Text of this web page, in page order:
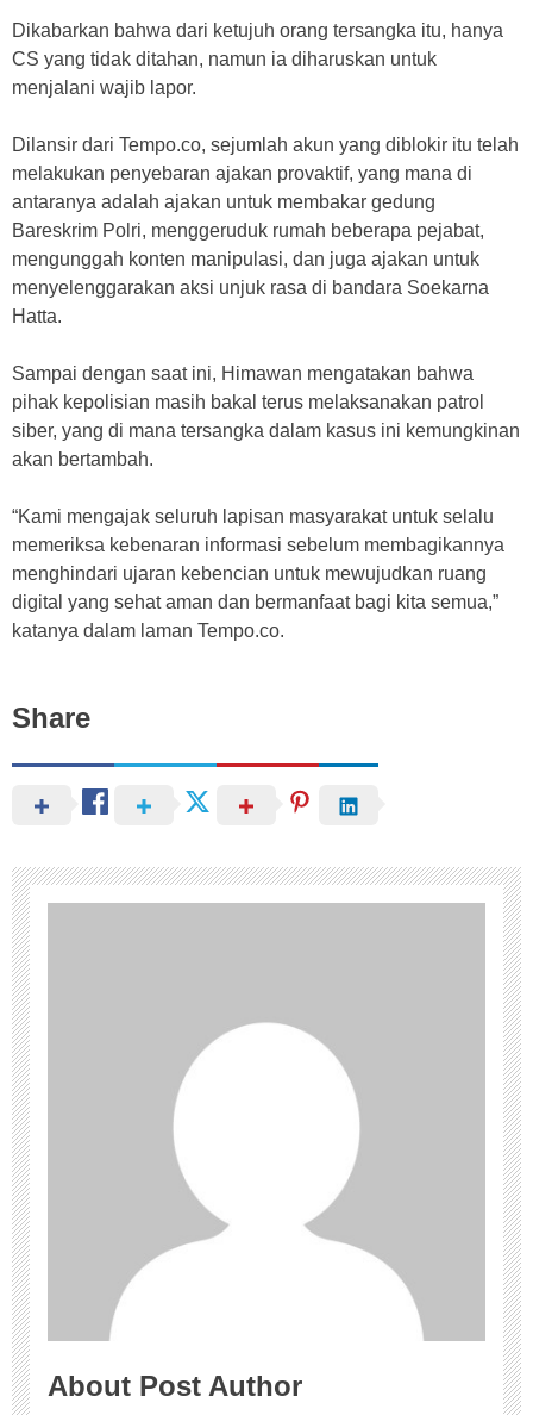
Dikabarkan bahwa dari ketujuh orang tersangka itu, hanya
CS yang tidak ditahan, namun ia diharuskan untuk
menjalani wajib lapor.
Dilansir dari Tempo.co, sejumlah akun yang diblokir itu telah
melakukan penyebaran ajakan provaktif, yang mana di
antaranya adalah ajakan untuk membakar gedung
Bareskrim Polri, menggeruduk rumah beberapa pejabat,
mengunggah konten manipulasi, dan juga ajakan untuk
menyelenggarakan aksi unjuk rasa di bandara Soekarna
Hatta.
Sampai dengan saat ini, Himawan mengatakan bahwa
pihak kepolisian masih bakal terus melaksanakan patrol
siber, yang di mana tersangka dalam kasus ini kemungkinan
akan bertambah.
“Kami mengajak seluruh lapisan masyarakat untuk selalu
memeriksa kebenaran informasi sebelum membagikannya
menghindari ujaran kebencian untuk mewujudkan ruang
digital yang sehat aman dan bermanfaat bagi kita semua,”
katanya dalam laman Tempo.co.
Share
About Post Author